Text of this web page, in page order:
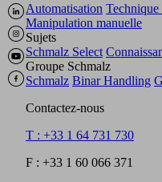
Automatisation
Manipulation manuelle
Sujets
Schmalz Select
Groupe Schmalz
Schmalz Binar Handling
Contactez-nous
T : +33 1 64 731 730
F : +33 1 60 066 371